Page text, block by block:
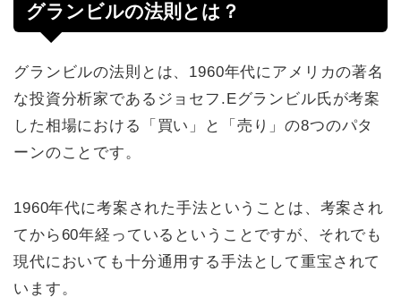
グランビルの法則とは？
グランビルの法則とは、1960年代にアメリカの著名
な投資分析家であるジョセフ.Eグランビル氏が考案
した相場における「買い」と「売り」の8つのパタ
ーンのことです。
1960年代に考案された手法ということは、考案され
てから60年経っているということですが、それでも
現代においても十分通用する手法として重宝されて
います。